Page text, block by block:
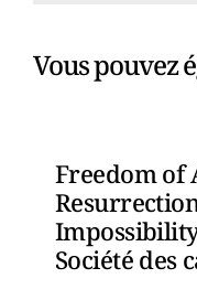
Vous pouvez
Freedom of
Société des